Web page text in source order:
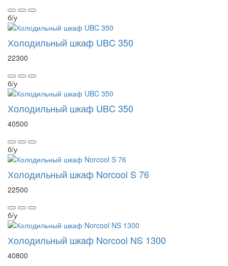
б/у
Холодильный шкаф UBC 350
22300
б/у
Холодильный шкаф UBC 350
40500
б/у
Холодильный шкаф Norcool S 76
22500
б/у
Холодильный шкаф Norcool NS 1300
40800